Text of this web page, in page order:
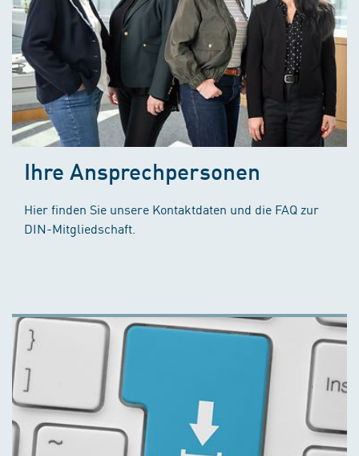
Ihre Ansprechpersonen
Hier finden Sie unsere Kontaktdaten und die FAQ zur
DIN-Mitgliedschaft.